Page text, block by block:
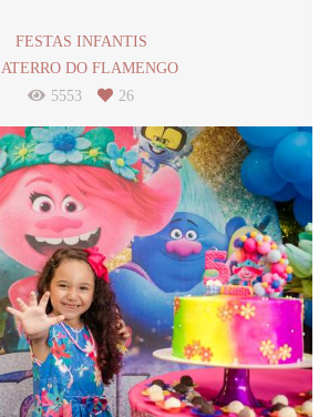
FESTAS INFANTIS
ATERRO DO FLAMENGO
5553
26